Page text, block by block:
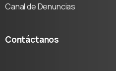
Canal de Denuncias
Contáctanos